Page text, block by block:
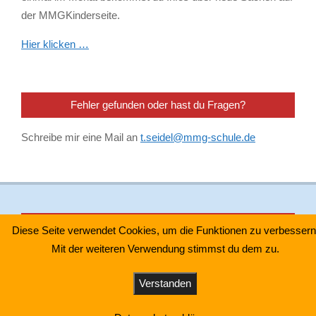
der MMGKinderseite.
Hier klicken …
Fehler gefunden oder hast du Fragen?
Schreibe mir eine Mail an t.seidel@mmg-schule.de
Impressum–Datenschutzhinweis Youtube Videos–
Designed usingUnos Premium . Powered by
Diese Seite verwendet Cookies, um die Funktionen zu
Mit der weiteren Verwendung stimmst du dem zu.
Verstanden